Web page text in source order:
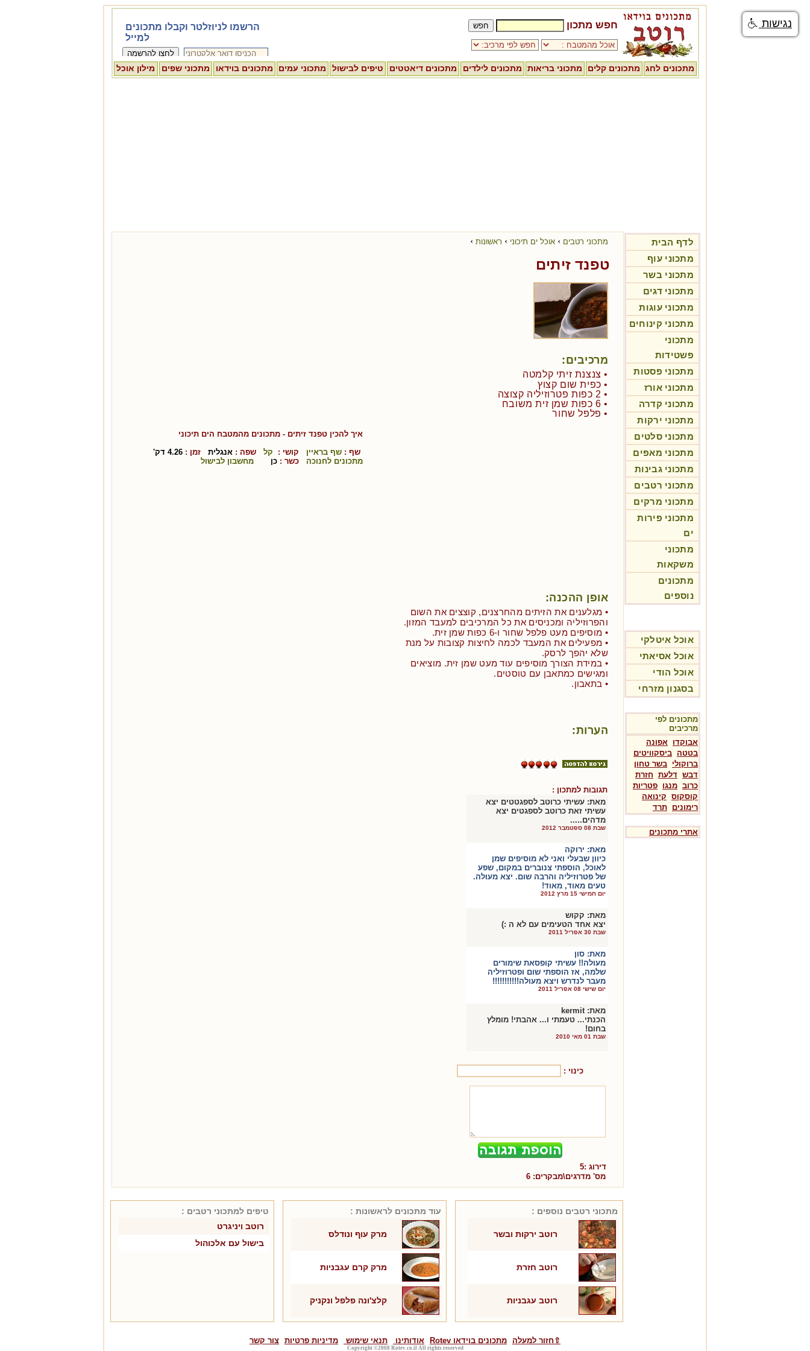
חפש מתכון
מתכונים לחג מתכונים קלים מתכוני בריאות מתכונים לילדים מתכונים דיאטטים טיפים לבישול מתכוני עמים מתכונים בוידאו מתכוני שפים מילון אוכל
לדף הבית
מתכוני עוף
מתכוני בשר
מתכוני דגים
מתכוני עוגות
מתכוני קינוחים
מתכוני
פשטידות
מתכוני פסטות
מתכוני אורז
מתכוני קדרה
מתכוני ירקות
מתכוני סלטים
מתכוני מאפים
מתכוני גבינות
מתכוני רטבים
מתכוני מרקים
מתכוני פירות
ים
מתכוני
משקאות
מתכונים
נוספים
אוכל איטלקי
אוכל אסיאתי
אוכל הודי
בסגנון מזרחי
מתכונים לפי
מרכיבים
אבוקדו אפונה
בטטה ביסקוויטים
ברוקולי בשר טחון
דבש דלעת חזרת
כרוב מנגו פטריות
קוסקוס קינואה
רימונים תרד
אתרי מתכונים
מתכוני רטבים › אוכל ים תיכוני › ראשונות ›
טפנד זיתים
מרכיבים:
• צנצנת זיתי קלמטה
• כפית שום קצוץ
• 2 כפות פטרוזיליה קצוצה
• 6 כפות שמן זית משובח
• פלפל שחור
אופן ההכנה:
• מגלענים את הזיתים מהחרצנים, קוצצים את השום
והפרוזיליה ומכניסים את כל המרכיבים למעבד המזון.
• מוסיפים מעט פלפל שחור ו-6 כפות שמן זית.
• מפעילים את המעבד לכמה לחיצות קצובות על מנת
שלא יהפך לרסק.
• במידת הצורך מוסיפים עוד מעט שמן זית. מוציאים
ומגישים כמתאבן עם טוסטים.
• בתאבון.
הערות:
תגובות למתכון :
מאת: עשיתי כרוטב לספגטטים יצא
עשיתי זאת כרוטב לספגטים יצא
מדהים.....
שבת 08 ספטמבר 2012
מאת: ירוקה
כיוון שבעלי ואני לא מוסיפים שמן
לאוכל, הוספתי צנוברים במקום, שפע
של פטרוזיליה והרבה שום. יצא מעולה.
טעים מאוד, מאוד!
יום חמישי 15 מרץ 2012
מאת: קקוש
יצא אחד הטעימים עם לא ה :)
שבת 30 אפריל 2011
מאת: סון
מעולה!! עשיתי קופסאת שימורים
שלמה, אז הוספתי שום ופטרוזיליה
מעבר לנדרש ויצא מעולה!!!!!!!!!!!
יום שישי 08 אפריל 2011
מאת:kermit
הכנתי... טעמתי ו... אהבתי! מומלץ
בחום!
שבת 01 מאי 2010
כינוי :
דירוג :5
מס' מדרגים\מבקרים: 6
איך להכין טפנד זיתים - מתכונים מהמטבח הים תיכוני
שף : שף בראיין קושי : קל שפה : אנגלית זמן : 4.26 דק'
מתכונים לחנוכה
כשר : כן מחשבון לבישול
מתכוני רטבים נוספים :
רוטב ירקות ובשר
רוטב חזרת
רוטב עגבניות
עוד מתכונים לראשונות :
מרק עוף ונודלס
מרק קרם עגבניות
קלצ'ונה פלפל ונקניק
טיפים למתכוני רטבים :
רוטב ויניגרט
בישול עם אלכוהול
⇧חזור למעלה מתכונים בוידאו Rotev אודותינו תנאי שימוש מדיניות פרטיות צור קשר
Copyright ©2008 Rotev.co.il All rights reserved
נגישות